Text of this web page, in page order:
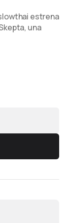
estrena
una